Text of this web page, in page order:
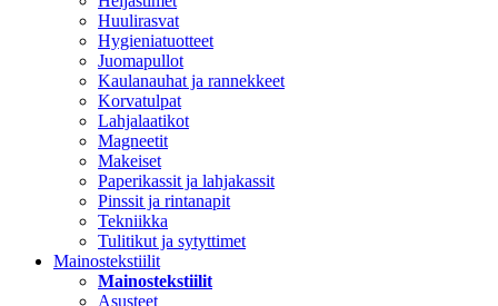
Huulirasvat
Hygieniatuotteet
Juomapullot
Kaulanauhat ja rannekkeet
Korvatulpat
Lahjalaatikot
Magneetit
Makeiset
Paperikassit ja lahjakassit
Pinssit ja rintanapit
Tekniikka
Tulitikut ja sytyttimet
Mainostekstiilit
Mainostekstiilit
Asusteet